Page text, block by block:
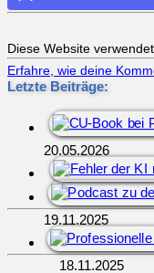
Diese Website
Erfahre, wie deine
Letzte Beiträge:
20.05.2026
19.11.2025
18.11.2025